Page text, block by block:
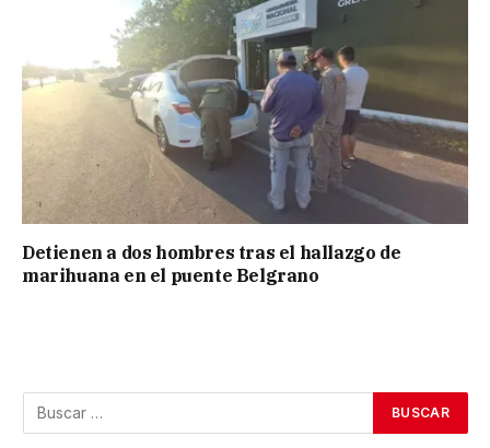
Detienen a dos hombres tras el hallazgo de
marihuana en el puente Belgrano